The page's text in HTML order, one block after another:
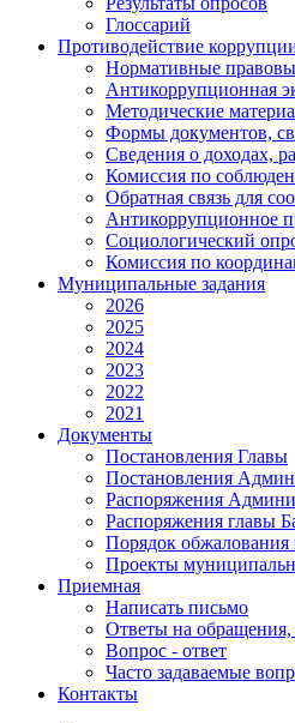
Глоссарий
Противодействие
Нормативные
Антикоррупционная
Методические
Формы документов,
Сведения о доходах,
Комиссия по
Обратная связь для
Антикоррупционное
Социологический
Комиссия по
Муниципальные задания
2026
2025
2024
2023
2022
2021
Документы
Постановления Главы
Постановления
Распоряжения
Распоряжения главы
Порядок
Проекты
Приемная
Написать письмо
Ответы на обращения,
Вопрос - ответ
Часто задаваемые
Контакты